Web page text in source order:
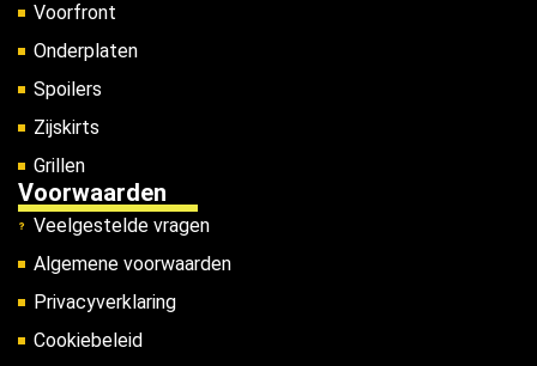
Voorfront
Onderplaten
Spoilers
Zijskirts
Grillen
Voorwaarden
Veelgestelde vragen
Algemene voorwaarden
Privacyverklaring
Cookiebeleid